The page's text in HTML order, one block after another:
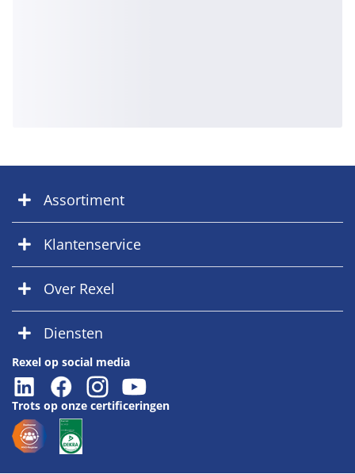
Assortiment
Klantenservice
Over Rexel
Diensten
Rexel op social media
Trots op onze certificeringen